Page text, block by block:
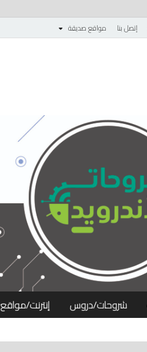
إتصل بنا مواقع صديقة
شروحات/دروس إنترنت/مواقع